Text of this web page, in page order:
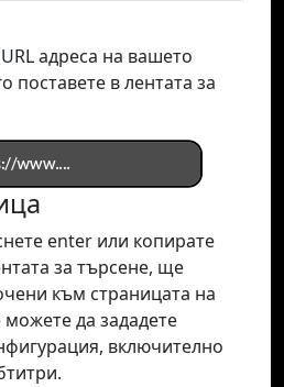
адреса на вашето
поставете в лентата за
enter или копирате
за търсене, ще
към страницата на
да зададете
включително